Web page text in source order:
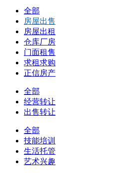
全部
房屋出售
房屋出租
仓库厂房
门面租售
求租求购
正信房产
全部
经营转让
出售转让
全部
技能培训
生活托管
艺术兴趣